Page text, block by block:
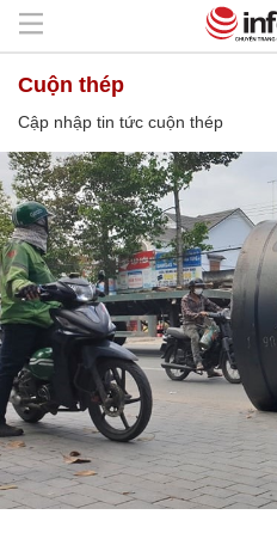
cuộn thép
Cập nhập tin tức cuộn thép